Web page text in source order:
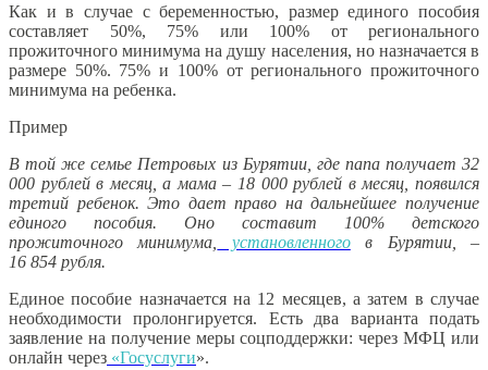
Как и в случае с беременностью, размер единого пособия
составляет 50%, 75% или 100% от регионального
прожиточного минимума на душу населения, но назначается в
размере 50%. 75% и 100% от регионального прожиточного
минимума на ребенка.
Пример
В той же семье Петровых из Бурятии, где папа получает 32
000 рублей в месяц, а мама – 18 000 рублей в месяц, появился
третий ребенок. Это дает право на дальнейшее получение
единого пособия. Оно составит 100% детского
прожиточного минимума,
установленногов Бурятии, –
16 854 рубля.
Единое пособие назначается на 12 месяцев, а затем в случае
необходимости пролонгируется. Есть два варианта подать
заявление на получение меры соцподдержки: через МФЦ или
онлайн через «Госуслуги».